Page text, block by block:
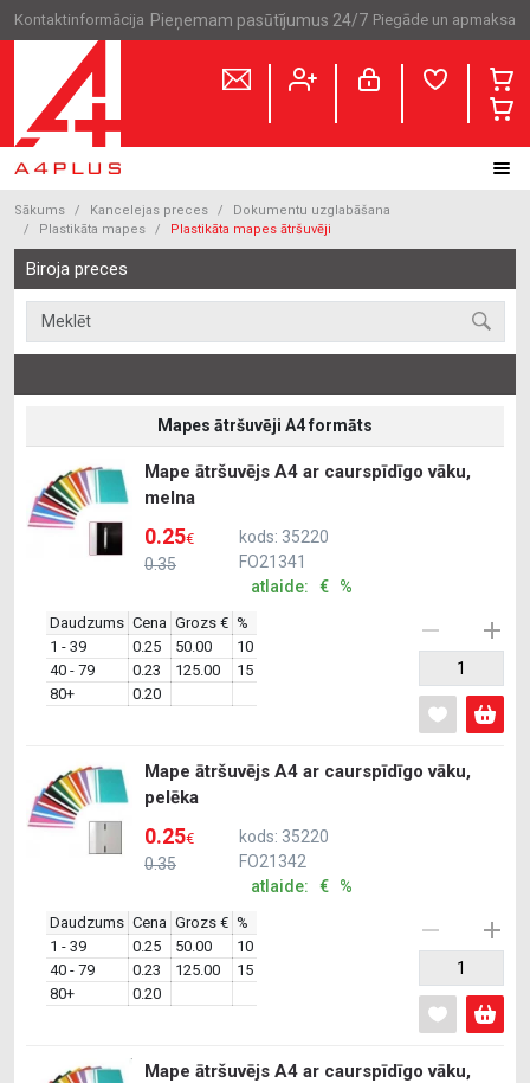
Kontaktinformācija Pieņemam pasūtījumus 24/7 Piegāde un apmaksa
Sākums Kancelejas preces
Dokumentu uzglabāšana
Plastikāta mapes
Plastikāta mapes ātršuvēji
Biroja preces
Mapes ātršuvēji A4 formāts
Mape ātršuvējs A4 ar caurspīdīgo vāku,
melna
0.35
0.25€
kods: 35220
FO21341
atlaide: € %
Daudzums Cena Grozs € %
1 - 39
0.25 50.00
10
40 - 79
0.23 125.00
15
80+
0.20
Mape ātršuvējs A4 ar caurspīdīgo vāku,
pelēka
0.35
0.25€
kods: 35220
FO21342
atlaide: € %
Daudzums Cena Grozs € %
1 - 39
0.25 50.00
10
40 - 79
0.23 125.00
15
80+
0.20
Mape ātršuvējs A4 ar caurspīdīgo vāku,